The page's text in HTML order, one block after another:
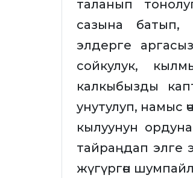
таланып
сазына батып,
элдерге
сойкулук,
калкыбызды
унутулуп, намыс
кылуунун
тайраңдап элге
жүгүргөн